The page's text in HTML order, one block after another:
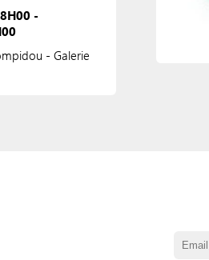
-
- Galerie